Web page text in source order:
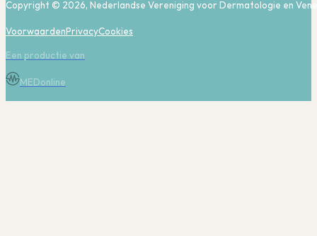
Copyright © 2026, Nederlandse Vereniging voor Dermatologie en
VoorwaardenPrivacyCookies
Een productie van
MEDonline